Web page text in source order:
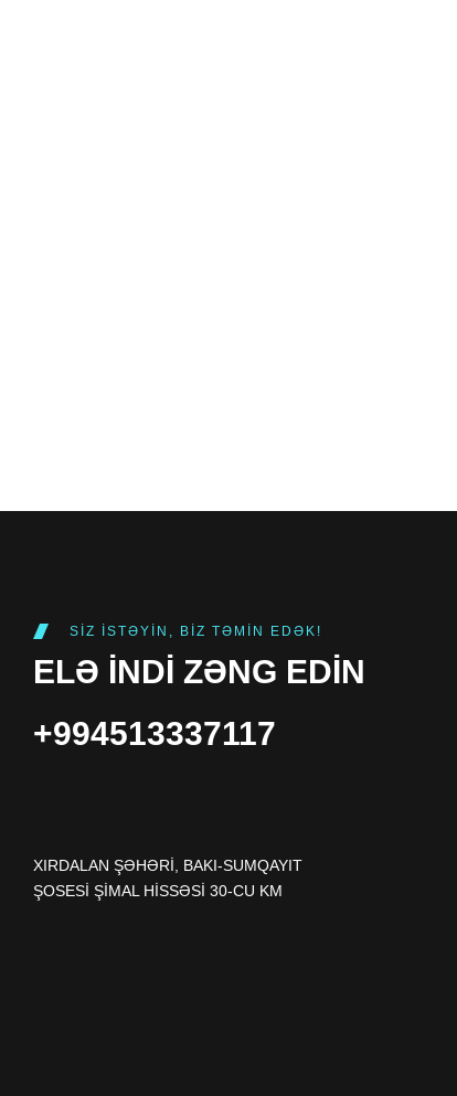
SIZ ISTƏYIN, BIZ TƏMIN EDƏK!
ELƏ INDI ZƏNG EDIN
+994513337117
XIRDALAN ŞƏHƏRI, BAKI-SUMQAYIT
ŞOSESI ŞIMAL HISSƏSI 30-CU KM